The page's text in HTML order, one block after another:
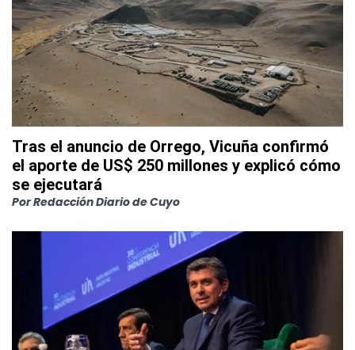
Tras el anuncio de Orrego, Vicuña confirmó
el aporte de US$ 250 millones y explicó cómo
se ejecutará
PorRedacción Diario de Cuyo